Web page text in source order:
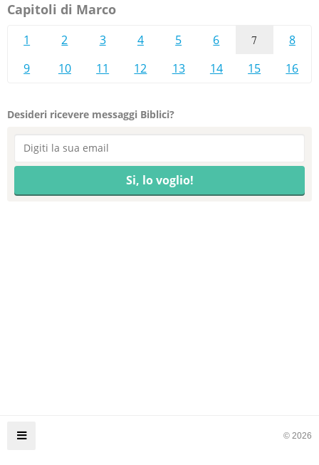
Capitoli di Marco
1 2 3 4 5 6 7
8
9
10 11 12 13 14 15 16
Desideri ricevere messaggi Biblici?
© 2026